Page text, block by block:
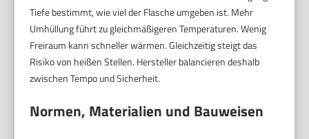
Tiefe bestimmt, wie viel der Flasche umgeben ist. Mehr
Umhüllung führt zu gleichmäßigeren Temperaturen. Wenig
Freiraum kann schneller wärmen. Gleichzeitig steigt das
Risiko von heißen Stellen. Hersteller balancieren deshalb
zwischen Tempo und Sicherheit.
Normen, Materialien und Bauweisen